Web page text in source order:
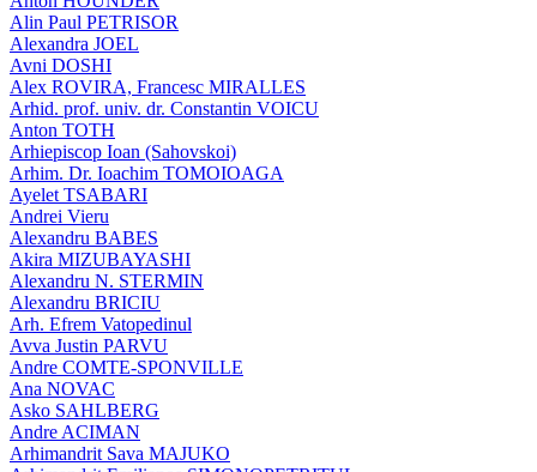
Alin Paul PETRISOR
Alexandra JOEL
Avni DOSHI
Alex ROVIRA, Francesc MIRALLES
Arhid. prof. univ. dr. Constantin VOICU
Anton TOTH
Arhiepiscop Ioan (Sahovskoi)
Arhim. Dr. Ioachim TOMOIOAGA
Ayelet TSABARI
Andrei Vieru
Alexandru BABES
Akira MIZUBAYASHI
Alexandru N. STERMIN
Alexandru BRICIU
Arh. Efrem Vatopedinul
Avva Justin PARVU
Andre COMTE-SPONVILLE
Ana NOVAC
Asko SAHLBERG
Andre ACIMAN
Arhimandrit Sava MAJUKO